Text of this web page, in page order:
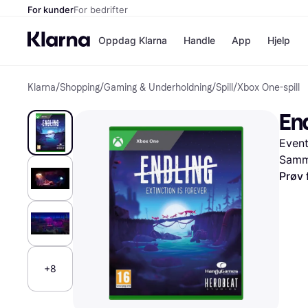
For kunderFor bedrifter
Oppdag Klarna
Betal nå
Betal i 3
Betal innen
Finansiering
Handle
Butikker
App Hjelp
Klarna/Shopping/Gaming & Underholdning/Spill /Xbox One-spill
+8
Prøv